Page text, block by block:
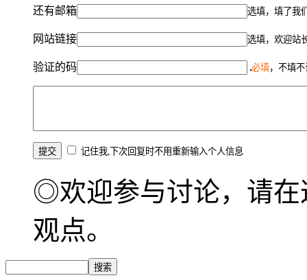
还有邮箱 选填，填了我
网站链接 选填，欢迎站
验证的码 必填，不填
记住我,下次回复时不用重新输入个人信息
◎欢迎参与讨论，请在
观点。